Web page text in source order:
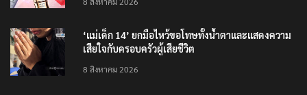
‘แม่เด็ก 14’ ยกมือไหว้ขอโทษทั้งน้ำตาและแสดงความ
เสียใจกับครอบครัวผู้เสียชีวิต
8 สิงหาคม 2026